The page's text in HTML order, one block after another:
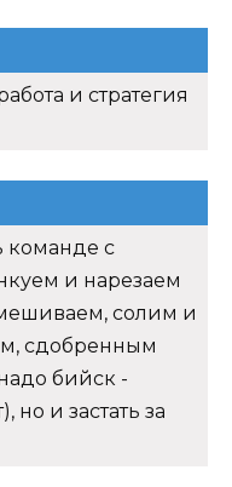
и стратегия
команде с
и нарезаем
солим и
сдобренным
бийск -
но и застать за